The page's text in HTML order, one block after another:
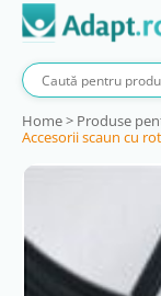
Home> Produse
Accesorii scaun cu